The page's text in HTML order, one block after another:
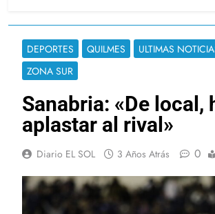
DEPORTES QUILMES
ULTIMAS
ZONA SUR
Sanabria: «De local,
aplastar al rival»
Diario EL SOL 3 Años Atrás 0